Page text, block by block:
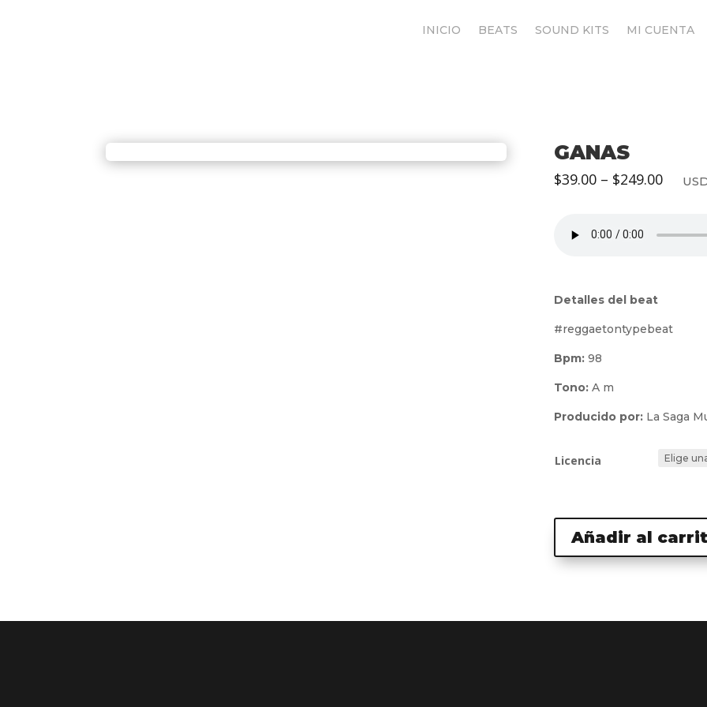
INICIO BEATS SOUND KITS MI CUENTA
GANAS
$39.00 – $249.00Price
Detalles del beat
#reggaetontypebeat
Bpm:98
Tono:A m
Producido por:La Saga
Licencia
Añadir al